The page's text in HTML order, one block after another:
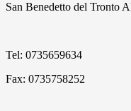
San Benedetto del Tronto
Tel: 0735659634
Fax: 0735758252